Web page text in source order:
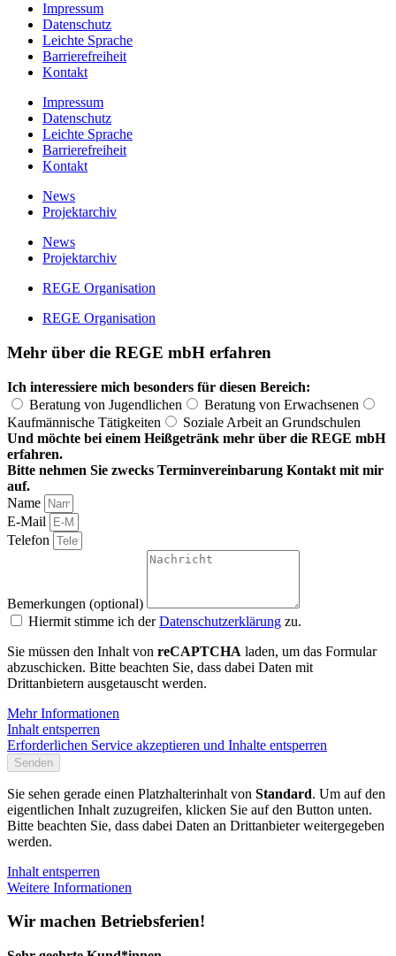
Impressum
Datenschutz
Leichte Sprache
Barrierefreiheit
Kontakt
Impressum
Datenschutz
Leichte Sprache
Barrierefreiheit
Kontakt
News
Projektarchiv
News
Projektarchiv
REGE Organisation
REGE Organisation
Mehr über die REGE mbH erfahren
Ich interessiere mich besonders für diesen Bereich:
Beratung von Jugendlichen
Beratung von Erwachsenen
Kaufmännische Tätigkeiten
Soziale Arbeit an Grundschulen
Und möchte bei einem Heißgetränk mehr über die REGE mbH
erfahren.
Bitte nehmen Sie zwecks Terminvereinbarung Kontakt mit mir
auf.
Name
E-Mail
Telefon
Bemerkungen (optional)
Hiermit stimme ich derDatenschutzerklärung zu.
Sie müssen den Inhalt von reCAPTCHA laden, um das Formular
abzuschicken. Bitte beachten Sie, dass dabei Daten mit
Drittanbietern ausgetauscht werden.
Mehr Informationen
Inhalt entsperren
Erforderlichen Service akzeptieren und Inhalte entsperren
Senden
Sie sehen gerade einen Platzhalterinhalt von Standard. Um auf den
eigentlichen Inhalt zuzugreifen, klicken Sie auf den Button unten.
Bitte beachten Sie, dass dabei Daten an Drittanbieter weitergegeben
werden.
Inhalt entsperren
Weitere Informationen
Wir machen Betriebsferien!